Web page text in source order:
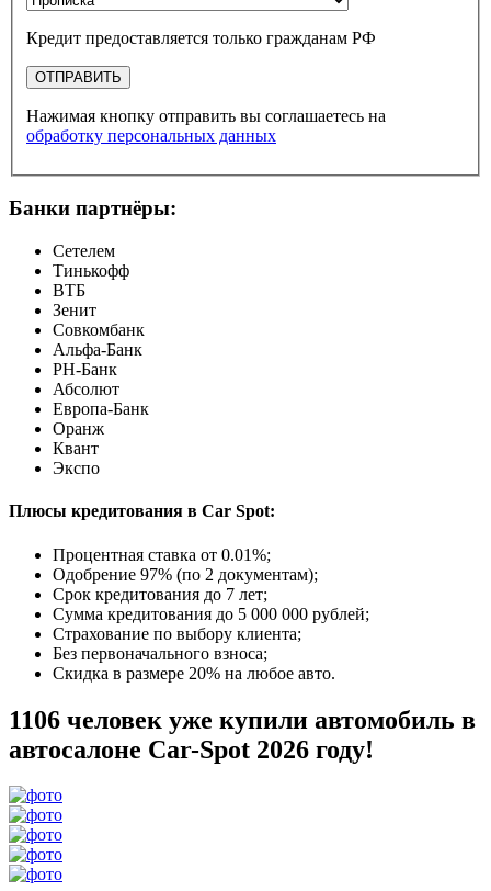
Кредит предоставляется только гражданам РФ
ОТПРАВИТЬ
Нажимая кнопку отправить вы соглашаетесь на
обработку персональных данных
Банки партнёры:
Сетелем
Тинькофф
ВТБ
Зенит
Совкомбанк
Альфа-Банк
РН-Банк
Абсолют
Европа-Банк
Оранж
Квант
Экспо
Плюсы кредитования в Car Spot:
Процентная ставка от 0.01%;
Одобрение 97% (по 2 документам);
Срок кредитования до 7 лет;
Сумма кредитования до 5 000 000 рублей;
Страхование по выбору клиента;
Без первоначального взноса;
Скидка в размере 20% на любое авто.
1106 человек уже купили автомобиль в
автосалоне Car-Spot 2026 году!